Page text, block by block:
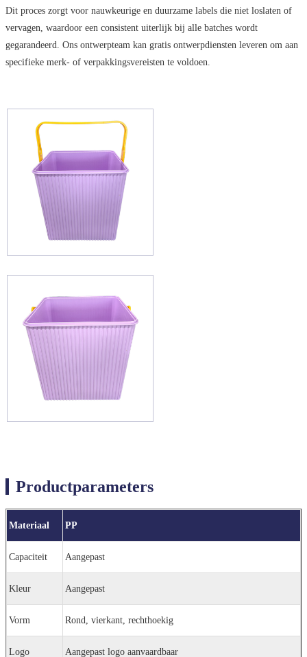
Dit proces zorgt voor nauwkeurige en duurzame labels die niet loslaten of
vervagen, waardoor een consistent uiterlijk bij alle batches wordt
gegarandeerd. Ons ontwerpteam kan gratis ontwerpdiensten leveren om aan
specifieke merk- of verpakkingsvereisten te voldoen.
Productparameters
Materiaal PP
Capaciteit Aangepast
Kleur Aangepast
Vorm Rond, vierkant, rechthoekig
Logo Aangepast logo aanvaardbaar